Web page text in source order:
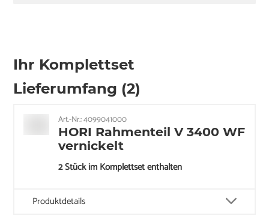
Ihr Komplettset
Lieferumfang (2)
Art.-Nr.: 4099041000
HORI Rahmenteil V 3400 WF
vernickelt
2 Stück im Komplettset enthalten
Produktdetails